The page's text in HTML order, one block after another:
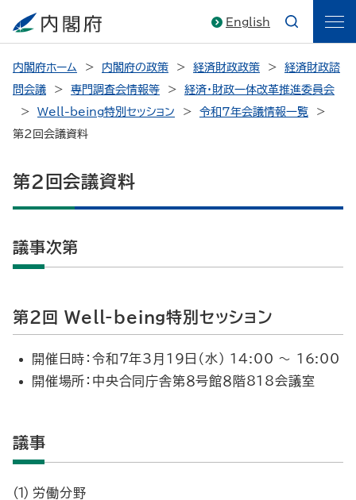
English
内閣府ホーム 内閣府の政策 経済財政政策
経済財政諮
問会議
専門調査会情報等
経済・財政一体改革推進委員会
Well-being特別セッション
令和7年会議情報一覧
第２回会議資料
第２回会議資料
議事次第
第２回 Well-being特別セッション
開催日時：令和7年3月19日（水） 14:00 ～ 16:00
開催場所：中央合同庁舎第８号館８階818会議室
議事
労働分野